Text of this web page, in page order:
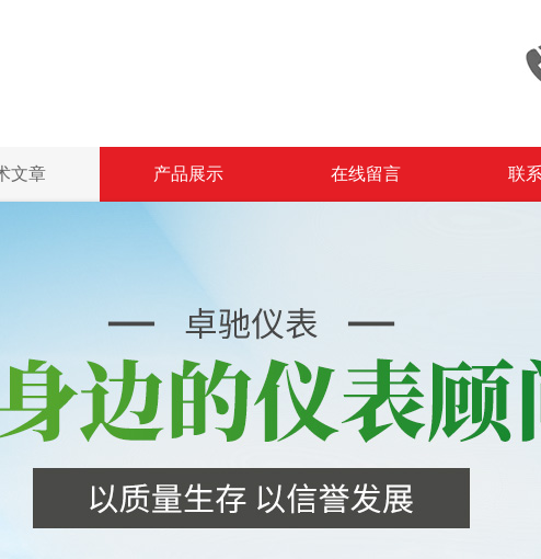
文章 产品展示 在线留言 联